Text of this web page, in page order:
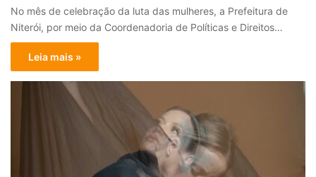
No mês de celebração da luta das mulheres, a Prefeitura de
Niterói, por meio da Coordenadoria de Políticas e Direitos…
Leia mais »